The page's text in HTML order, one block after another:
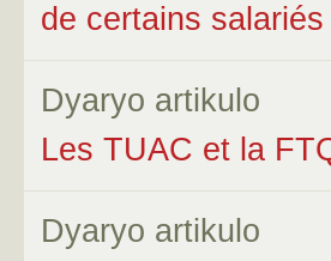
de certains
Dyaryo artikulo
Les TUAC et la
Dyaryo artikulo